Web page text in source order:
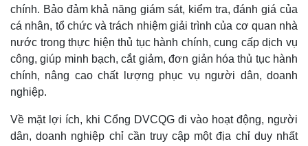
Pháp luật
Vụ án
Tin nóng
Tư vấn luật
Quân sự - Quốc phòng
Vũ khí
Việt Nam
Phân tích
chính. Bảo đảm khả năng giám sát, kiểm tra, đánh giá của
cá nhân, tổ chức và trách nhiệm giải trình của cơ quan nhà
nước trong thực hiện thủ tục hành chính, cung cấp dịch vụ
công, giúp minh bạch, cắt giảm, đơn giản hóa thủ tục hành
chính, nâng cao chất lượng phục vụ người dân, doanh
nghiệp.
Về mặt lợi ích, khi Cổng DVCQG đi vào hoạt động, người
dân, doanh nghiệp chỉ cần truy cập một địa chỉ duy nhất